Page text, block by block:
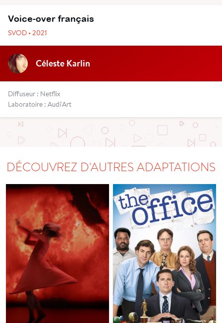
Voice-over français
SVOD • 2021
Céleste Karlin
Diffuseur : Netflix
Laboratoire : Audi'Art
DÉCOUVREZ D'AUTRES ADAPTATIONS